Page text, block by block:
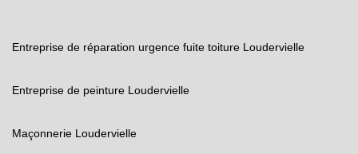
Entreprise de réparation urgence fuite toiture Loudervielle
Entreprise de peinture Loudervielle
Maçonnerie Loudervielle